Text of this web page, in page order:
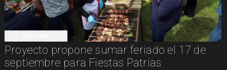
Proyecto propone sumar feriado el 17 de
septiembre para Fiestas Patrias